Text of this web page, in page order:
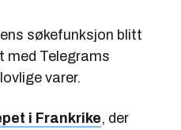
søkefunksjon blitt
med Telegrams
varer.
i Frankrike, der